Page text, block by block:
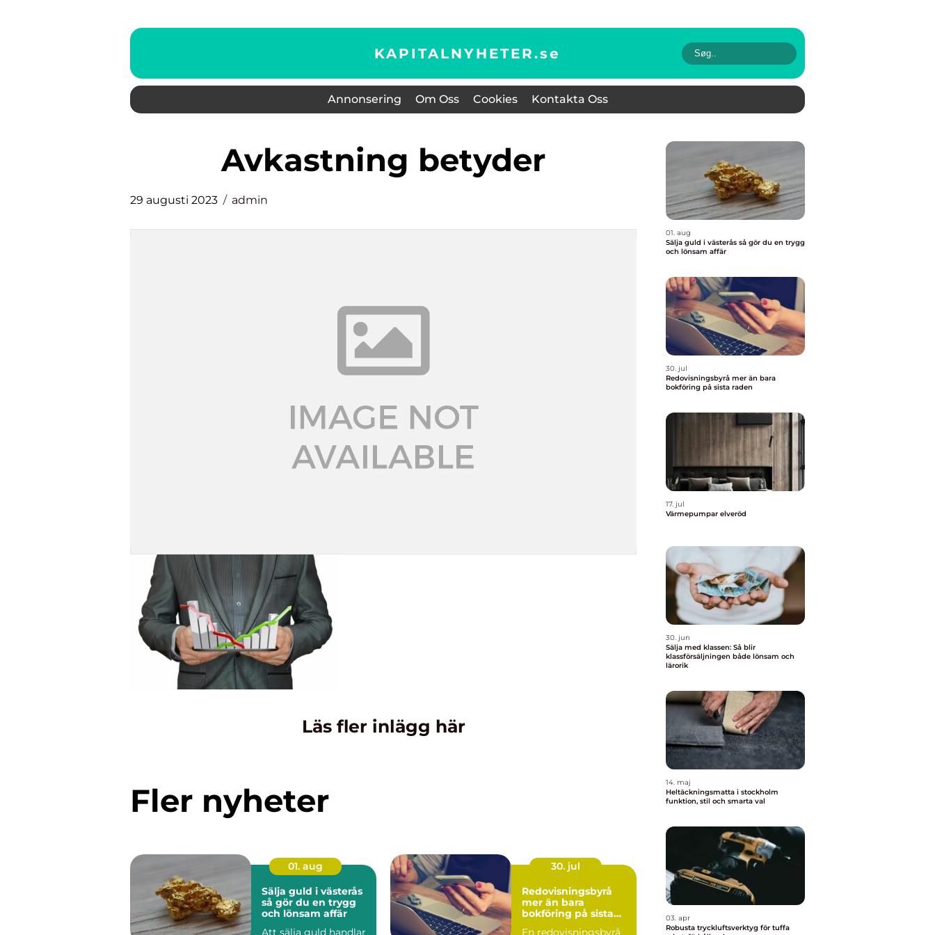
KAPITALNYHETER.se
Annonsering Om Oss Cookies Kontakta Oss
avkastning betyder
29 augusti 2023 admin
Läs fler inlägg här
Fler nyheter
01. aug
Sälja guld i västerås
så gör du en trygg
och lönsam affär
Att sälja guld handlar
30. jul
Redovisningsbyrå
mer än bara
bokföring på sista
En redovisningsbyrå
01. aug
Sälja guld i västerås så gör du en trygg
och lönsam affär
30. jul
Redovisningsbyrå mer än bara
bokföring på sista raden
17. jul
Värmepumpar elveröd
30. jun
Sälja med klassen: Så blir
klassförsäljningen både lönsam och
lärorik
14. maj
Heltäckningsmatta i stockholm
funktion, stil och smarta val
03. apr
Robusta tryckluftsverktyg för tuffa